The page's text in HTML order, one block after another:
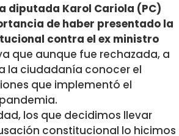
diputada Karol Cariola (PC)
de haber presentado la
contra el ex ministro
que aunque fue rechazada, a
la ciudadanía conocer el
que implementó el
los que decidimos llevar
constitucional lo hicimos